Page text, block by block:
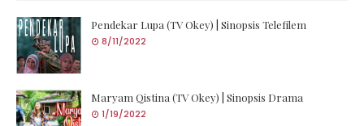
Pendekar Lupa (TV Okey) | Sinopsis Telefilem
8/11/2022
Maryam Qistina (TV Okey) | Sinopsis Drama
1/19/2022